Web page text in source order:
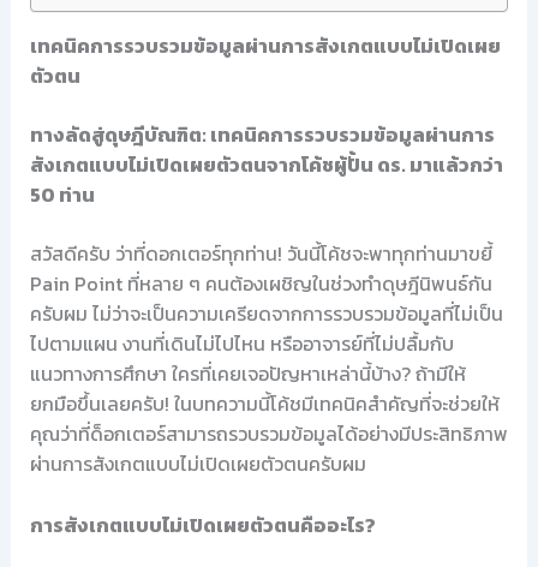
เทคนิคการรวบรวมข้อมูลผ่านการสังเกตแบบไม่เปิดเผย
ตัวตน
ทางลัดสู่ดุษฎีบัณฑิต: เทคนิคการรวบรวมข้อมูลผ่านการ
สังเกตแบบไม่เปิดเผยตัวตนจากโค้ชผู้ปั้น ดร. มาแล้วกว่า
50 ท่าน
สวัสดีครับ ว่าที่ดอกเตอร์ทุกท่าน! วันนี้โค้ชจะพาทุกท่านมาขยี้
Pain Point ที่หลาย ๆ คนต้องเผชิญในช่วงทำดุษฎีนิพนธ์กัน
ครับผม ไม่ว่าจะเป็นความเครียดจากการรวบรวมข้อมูลที่ไม่เป็น
ไปตามแผน งานที่เดินไม่ไปไหน หรืออาจารย์ที่ไม่ปลื้มกับ
แนวทางการศึกษา ใครที่เคยเจอปัญหาเหล่านี้บ้าง? ถ้ามีให้
ยกมือขึ้นเลยครับ! ในบทความนี้โค้ชมีเทคนิคสำคัญที่จะช่วยให้
คุณว่าที่ด็อกเตอร์สามารถรวบรวมข้อมูลได้อย่างมีประสิทธิภาพ
ผ่านการสังเกตแบบไม่เปิดเผยตัวตนครับผม
การสังเกตแบบไม่เปิดเผยตัวตนคืออะไร?